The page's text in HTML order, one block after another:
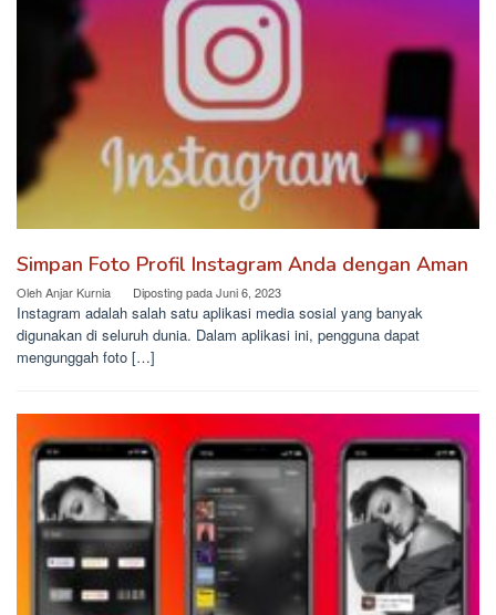
Simpan Foto Profil Instagram Anda dengan Aman
OlehAnjar Kurnia Diposting padaJuni 6, 2023
Instagram adalah salah satu aplikasi media sosial yang banyak
digunakan di seluruh dunia. Dalam aplikasi ini, pengguna dapat
mengunggah foto […]